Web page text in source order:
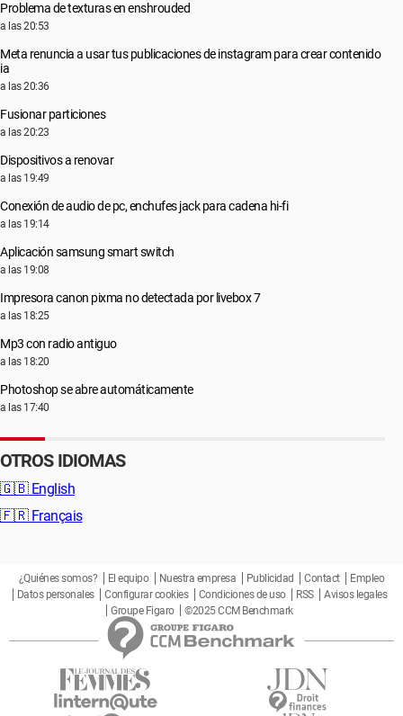
Problema de texturas en enshrouded
a las 20:53
Meta renuncia a usar tus publicaciones de instagram para crear contenido
ia
a las 20:36
Fusionar particiones
a las 20:23
Dispositivos a renovar
a las 19:49
Conexión de audio de pc, enchufes jack para cadena hi-fi
a las 19:14
Aplicación samsung smart switch
a las 19:08
Impresora canon pixma no detectada por livebox 7
a las 18:25
Mp3 con radio antiguo
a las 18:20
Photoshop se abre automáticamente
a las 17:40
OTROS IDIOMAS
🇬🇧 English
🇫🇷 Français
¿Quiénes somos? El equipo Nuestra empresa Publicidad Contact
Empleo
Datos personales
Configurar cookies Condiciones de uso RSS
Avisos legales
Groupe Figaro
©2025 CCM Benchmark